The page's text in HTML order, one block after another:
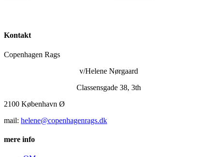
Kontakt
Copenhagen Rags
v/Helene Nørgaard
Classensgade 38, 3th
2100 København Ø
mail: helene@copenhagenrags.dk
mere info